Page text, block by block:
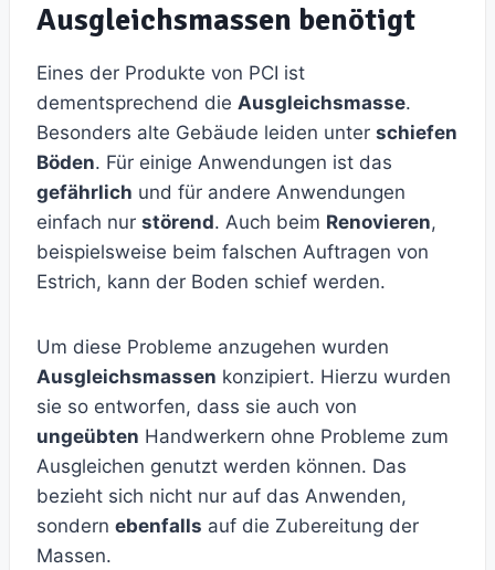
Ausgleichsmassen benötigt
Eines der Produkte von PCI ist
dementsprechend die Ausgleichsmasse.
Besonders alte Gebäude leiden unter schiefen
Böden. Für einige Anwendungen ist das
gefährlich und für andere Anwendungen
einfach nur störend. Auch beim Renovieren,
beispielsweise beim falschen Auftragen von
Estrich, kann der Boden schief werden.
Um diese Probleme anzugehen wurden
Ausgleichsmassen konzipiert. Hierzu wurden
sie so entworfen, dass sie auch von
ungeübten Handwerkern ohne Probleme zum
Ausgleichen genutzt werden können. Das
bezieht sich nicht nur auf das Anwenden,
sondern ebenfalls auf die Zubereitung der
Massen.